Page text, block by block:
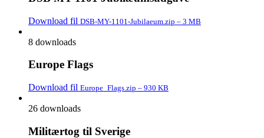
Download fil DSB-MY-1101-Jubilaeum.zip – 3 MB
8 downloads
Europe Flags
Download fil Europe_Flags.zip – 930 KB
26 downloads
Militærtog til Sverige